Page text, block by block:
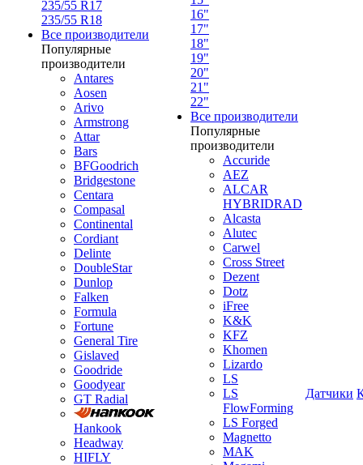
235/55 R17
235/55 R18
Все производители
Популярные
производители
Antares
Aosen
Arivo
Armstrong
Attar
Bars
BFGoodrich
Bridgestone
Centara
Compasal
Continental
Cordiant
Delinte
DoubleStar
Dunlop
Falken
Formula
Fortune
General Tire
Gislaved
Goodride
Goodyear
GT Radial
Hankook
Headway
HIFLY
16"
17"
18"
19"
20"
21"
22"
Все производители
Популярные
производители
Accuride
AEZ
ALCAR
HYBRIDRAD
Alcasta
Alutec
Carwel
Cross Street
Dezent
Dotz
iFree
K&K
KFZ
Khomen
Lizardo
LS
LS
FlowForming
LS Forged
Magnetto
MAK
Датчики